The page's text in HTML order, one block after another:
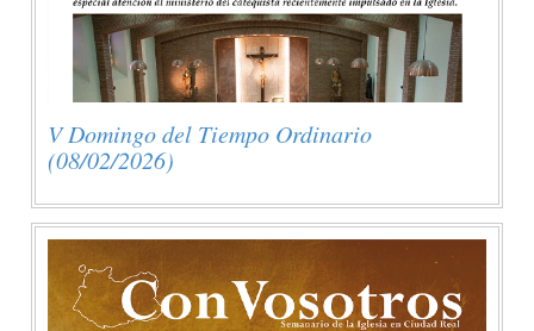
V Domingo del Tiempo Ordinario
(08/02/2026)